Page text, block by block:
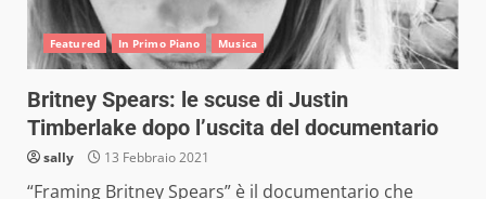
Featured In Primo Piano Musica
Britney Spears: le scuse di Justin
Timberlake dopo l’uscita del documentario
sally 13 Febbraio 2021
“Framing Britney Spears” è il documentario che